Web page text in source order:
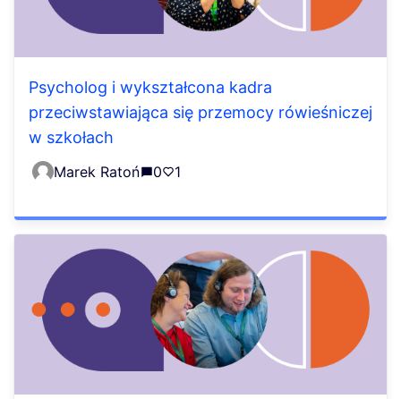
Psycholog i wykształcona kadra
przeciwstawiająca się przemocy rówieśniczej
w szkołach
Marek Ratoń 0 1